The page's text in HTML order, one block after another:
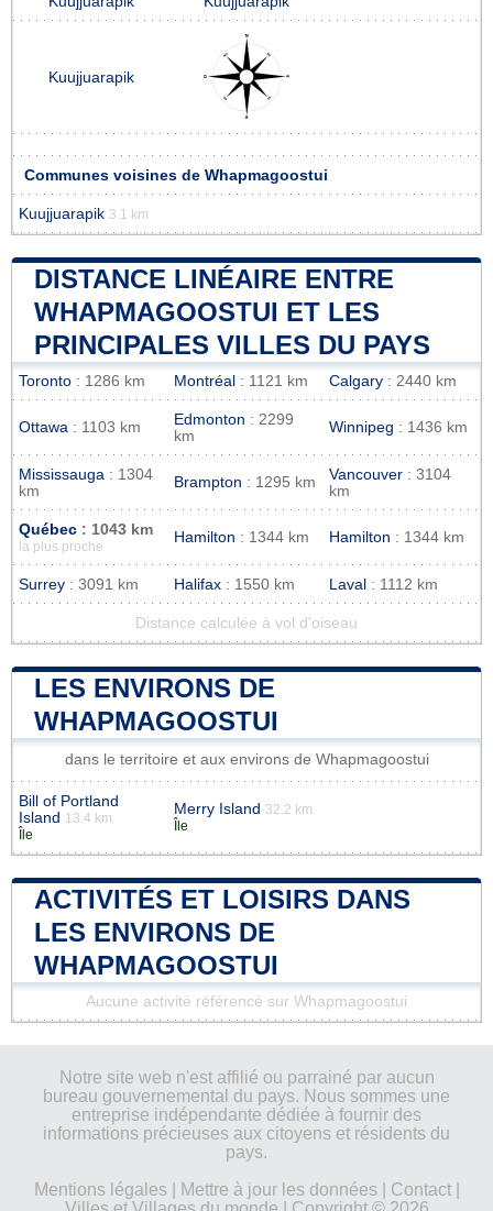
Kuujjuarapik
Communes voisines de Whapmagoostui
Kuujjuarapik 3.1 km
DISTANCE LINÉAIRE ENTRE
WHAPMAGOOSTUI ET LES
PRINCIPALES VILLES DU PAYS
Toronto : 1286 km Montréal : 1121 km Calgary : 2440 km
Ottawa : 1103 km Edmonton : 2299
km
Winnipeg : 1436 km
Mississauga : 1304
km
Brampton : 1295 km Vancouver : 3104
km
Québec : 1043 km
la plus proche
Hamilton : 1344 km Hamilton : 1344 km
Surrey : 3091 km Halifax : 1550 km Laval : 1112 km
Distance calculée à vol d'oiseau
LES ENVIRONS DE
WHAPMAGOOSTUI
dans le territoire et aux environs de Whapmagoostui
Bill of Portland
Island 13.4 km
Île
Merry Island 32.2 km
Île
ACTIVITÉS ET LOISIRS DANS
LES ENVIRONS DE
WHAPMAGOOSTUI
Aucune activité référencé sur Whapmagoostui
Notre site web n'est affilié ou parrainé par aucun
bureau gouvernemental du pays. Nous sommes une
entreprise indépendante dédiée à fournir des
informations précieuses aux citoyens et résidents du
pays.
Mentions légales| Mettre à jour les données| Contact|